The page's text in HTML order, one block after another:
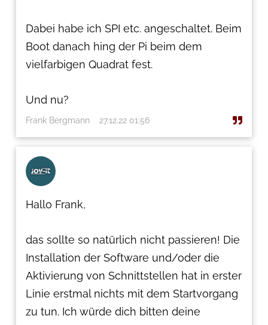
Dabei habe ich SPI etc. angeschaltet. Beim
Boot danach hing der Pi beim dem
vielfarbigen Quadrat fest.
Und nu?
Frank Bergmann 27.12.22 01:56
Hallo Frank,
das sollte so natürlich nicht passieren! Die
Installation der Software und/oder die
Aktivierung von Schnittstellen hat in erster
Linie erstmal nichts mit dem Startvorgang
zu tun. Ich würde dich bitten deine